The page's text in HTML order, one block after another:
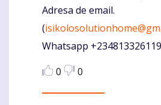
Adresa de email.
(
Whatsapp
0
0